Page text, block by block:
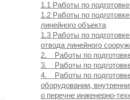
1.1 Работы по
1.2 Работы по
линейного объекта
1.3 Работы по
отвода линейного
2. Работы по
3. Работы по
4. Работы по
оборудовании,
о перечне инженерно-